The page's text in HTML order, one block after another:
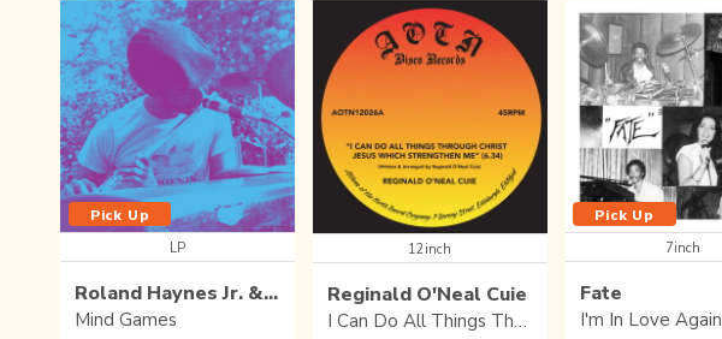
Pick Up
LP
Roland Haynes Jr. & Phenix
Mind Games
12inch
Reginald O'Neal Cuie
I Can Do All Things Through Christ Jesus Which Strengthen Me
Pick Up
7inch
Fate
I'm In Love Again